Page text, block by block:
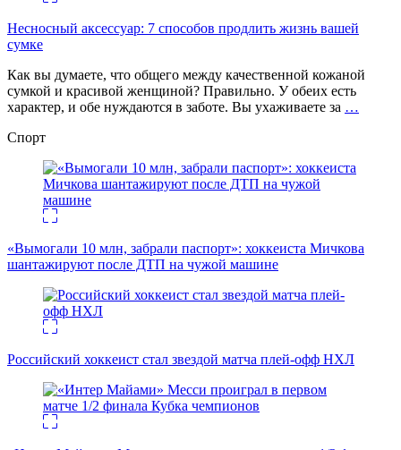
Несносный аксессуар: 7 способов продлить жизнь вашей
сумке
Как вы думаете, что общего между качественной кожаной
сумкой и красивой женщиной? Правильно. У обеих есть
характер, и обе нуждаются в заботе. Вы ухаживаете за …
Спорт
«Вымогали 10 млн, забрали паспорт»: хоккеиста Мичкова
шантажируют после ДТП на чужой машине
Российский хоккеист стал звездой матча плей-офф НХЛ